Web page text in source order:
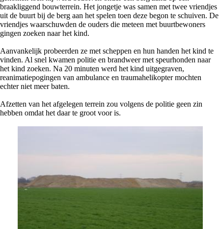
braakliggend bouwterrein. Het jongetje was samen met twee vriendjes
uit de buurt bij de berg aan het spelen toen deze begon te schuiven. De
vriendjes waarschuwden de ouders die meteen met buurtbewoners
gingen zoeken naar het kind.
Aanvankelijk probeerden ze met scheppen en hun handen het kind te
vinden. Al snel kwamen politie en brandweer met speurhonden naar
het kind zoeken. Na 20 minuten werd het kind uitgegraven,
reanimatiepogingen van ambulance en traumahelikopter mochten
echter niet meer baten.
Afzetten van het afgelegen terrein zou volgens de politie geen zin
hebben omdat het daar te groot voor is.